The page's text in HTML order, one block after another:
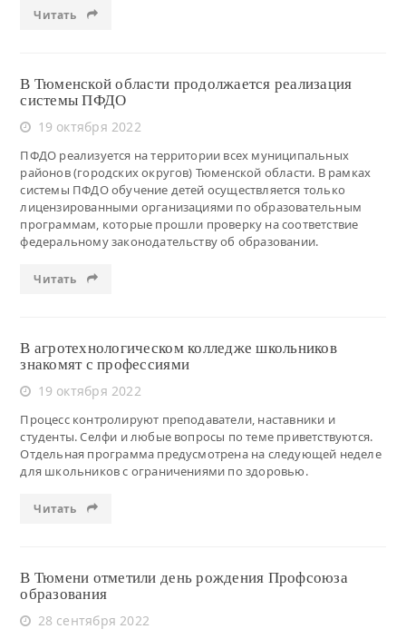
Читать
В Тюменской области продолжается реализация
системы ПФДО
19 октября 2022
ПФДО реализуется на территории всех муниципальных
районов (городских округов) Тюменской области. В рамках
системы ПФДО обучение детей осуществляется только
лицензированными организациями по образовательным
программам, которые прошли проверку на соответствие
федеральному законодательству об образовании.
Читать
В агротехнологическом колледже школьников
знакомят с профессиями
19 октября 2022
Процесс контролируют преподаватели, наставники и
студенты. Селфи и любые вопросы по теме приветствуются.
Отдельная программа предусмотрена на следующей неделе
для школьников с ограничениями по здоровью.
Читать
В Тюмени отметили день рождения Профсоюза
образования
28 сентября 2022